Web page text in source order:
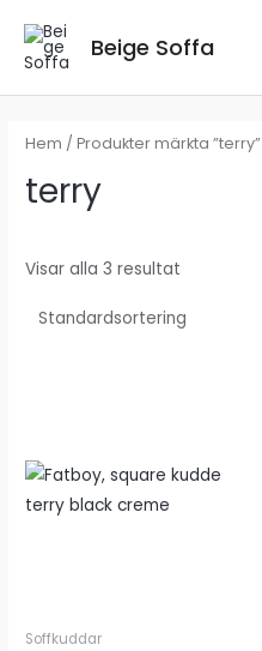
innehåll
Beige Soffa
Hem / Produkter märkta ”terry”
terry
Visar alla 3 resultat
Soffkuddar